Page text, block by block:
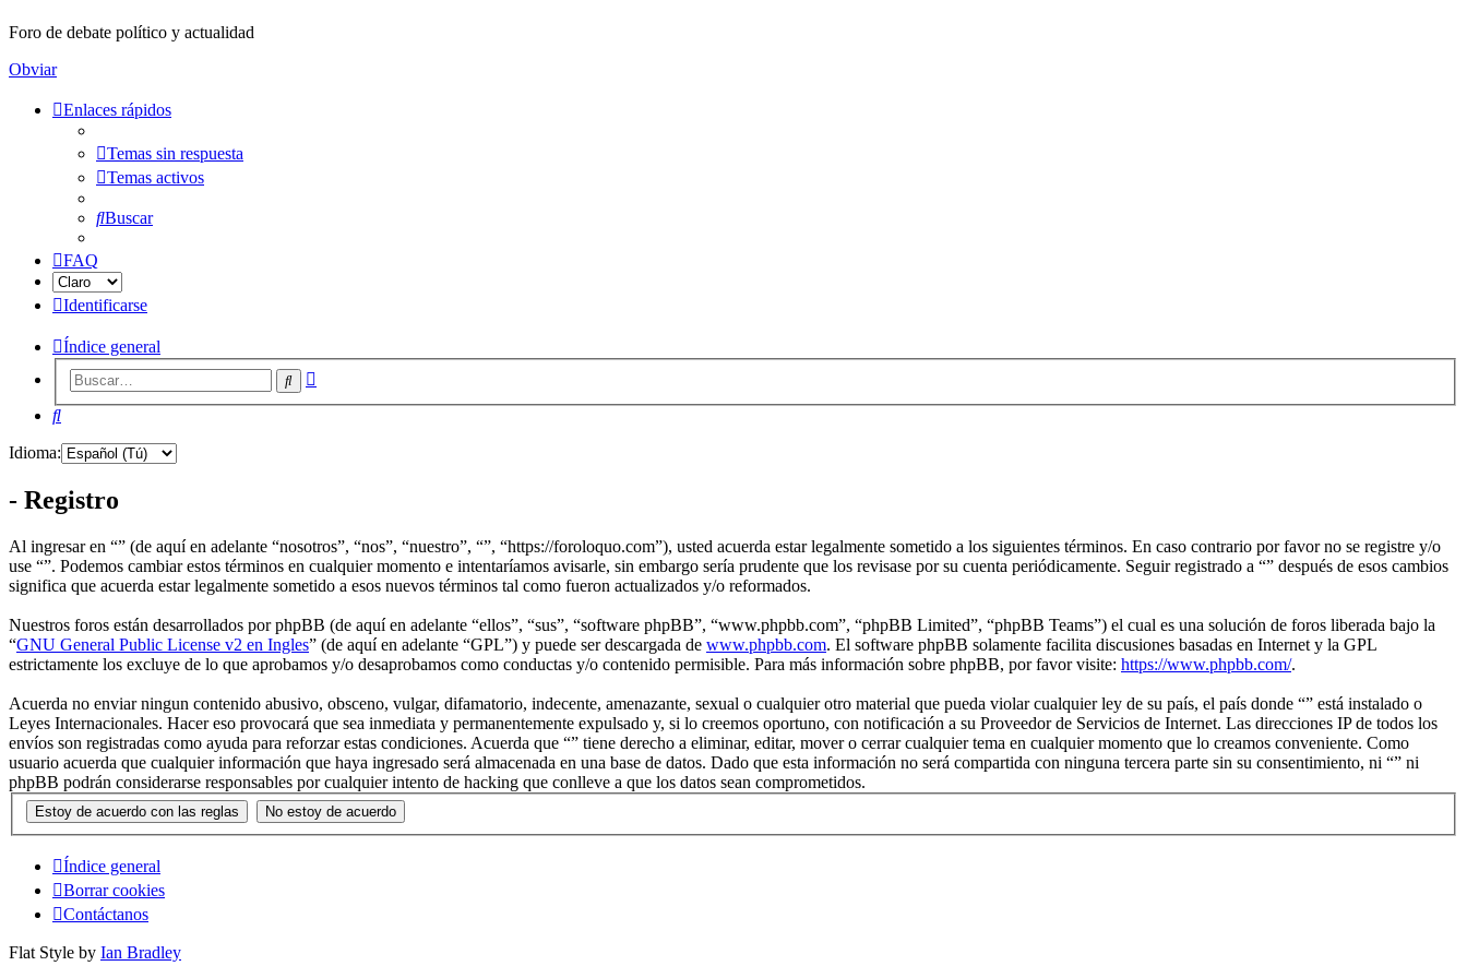
Foro de debate político y actualidad
Obviar
Enlaces rápidos
Temas sin respuesta
Temas activos
Buscar
FAQ
Identificarse
Índice general
Buscar
Buscar
Idioma:
- Registro
Al ingresar en “” (de aquí en adelante “nosotros”, “nos”, “nuestro”, “”, “https://foroloquo.com”), usted acuerda estar legalmente sometido a los siguientes términos. En caso contrario por favor no se registre y/o
use “”. Podemos cambiar estos términos en cualquier momento e intentaríamos avisarle, sin embargo sería prudente que los revisase por su cuenta periódicamente. Seguir registrado a “” después de esos cambios
significa que acuerda estar legalmente sometido a esos nuevos términos tal como fueron actualizados y/o reformados.
Nuestros foros están desarrollados por phpBB (de aquí en adelante “ellos”, “sus”, “software phpBB”, “www.phpbb.com”, “phpBB Limited”, “phpBB Teams”) el cual es una solución de foros liberada bajo la
“GNU General Public License v2 en Ingles” (de aquí en adelante “GPL”) y puede ser descargada de www.phpbb.com. El software phpBB solamente facilita discusiones basadas en Internet y la GPL
estrictamente los excluye de lo que aprobamos y/o desaprobamos como conductas y/o contenido permisible. Para más información sobre phpBB, por favor visite: https://www.phpbb.com/.
Acuerda no enviar ningun contenido abusivo, obsceno, vulgar, difamatorio, indecente, amenazante, sexual o cualquier otro material que pueda violar cualquier ley de su país, el país donde “” está instalado o
Leyes Internacionales. Hacer eso provocará que sea inmediata y permanentemente expulsado y, si lo creemos oportuno, con notificación a su Proveedor de Servicios de Internet. Las direcciones IP de todos los
envíos son registradas como ayuda para reforzar estas condiciones. Acuerda que “” tiene derecho a eliminar, editar, mover o cerrar cualquier tema en cualquier momento que lo creamos conveniente. Como
usuario acuerda que cualquier información que haya ingresado será almacenada en una base de datos. Dado que esta información no será compartida con ninguna tercera parte sin su consentimiento, ni “” ni
phpBB podrán considerarse responsables por cualquier intento de hacking que conlleve a que los datos sean comprometidos.
Índice general
Borrar cookies
Contáctanos
Flat Style by Ian Bradley